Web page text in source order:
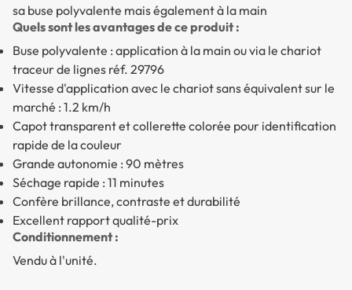
sa buse polyvalente mais également à la main
Quels sont les avantages de ce produit :
Buse polyvalente : application à la main ou via le chariot
traceur de lignes réf. 29796
Vitesse d'application avec le chariot sans équivalent sur le
marché : 1.2 km/h
Capot transparent et collerette colorée pour identification
rapide de la couleur
Grande autonomie : 90 mètres
Séchage rapide : 11 minutes
Confère brillance, contraste et durabilité
Excellent rapport qualité-prix
Conditionnement :
Vendu à l'unité.